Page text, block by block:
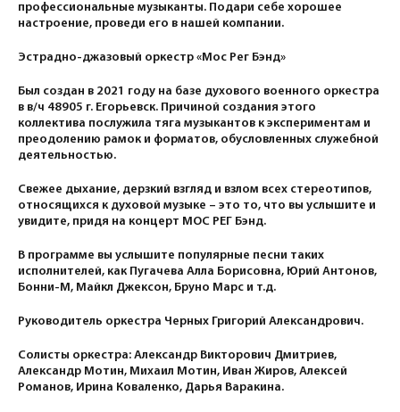
профессиональные музыканты. Подари себе хорошее
настроение, проведи его в нашей компании.
Эстрадно-джазовый оркестр «Мос Peг Бэнд»
Был создан в 2021 году на базе духового военного оркестра
в в/ч 48905 г. Егорьевск. Причиной создания этого
коллектива послужила тяга музыкантов к экспериментам и
преодолению рамок и форматов, обусловленных служебной
деятельностью.
Свежее дыхание, дерзкий взгляд и взлом всех стереотипов,
относящихся к духовой музыке – это то, что вы услышите и
увидите, придя на концерт МОС РЕГ Бэнд.
В программе вы услышите популярные песни таких
исполнителей, как Пугачева Алла Борисовна, Юрий Антонов,
Бонни-М, Майкл Джексон, Бруно Марс и т.д.
Руководитель оркестра Черных Григорий Александрович.
Солисты оркестра: Александр Викторович Дмитриев,
Александр Мотин, Михаил Мотин, Иван Жиров, Алексей
Романов, Ирина Коваленко, Дарья Варакина.